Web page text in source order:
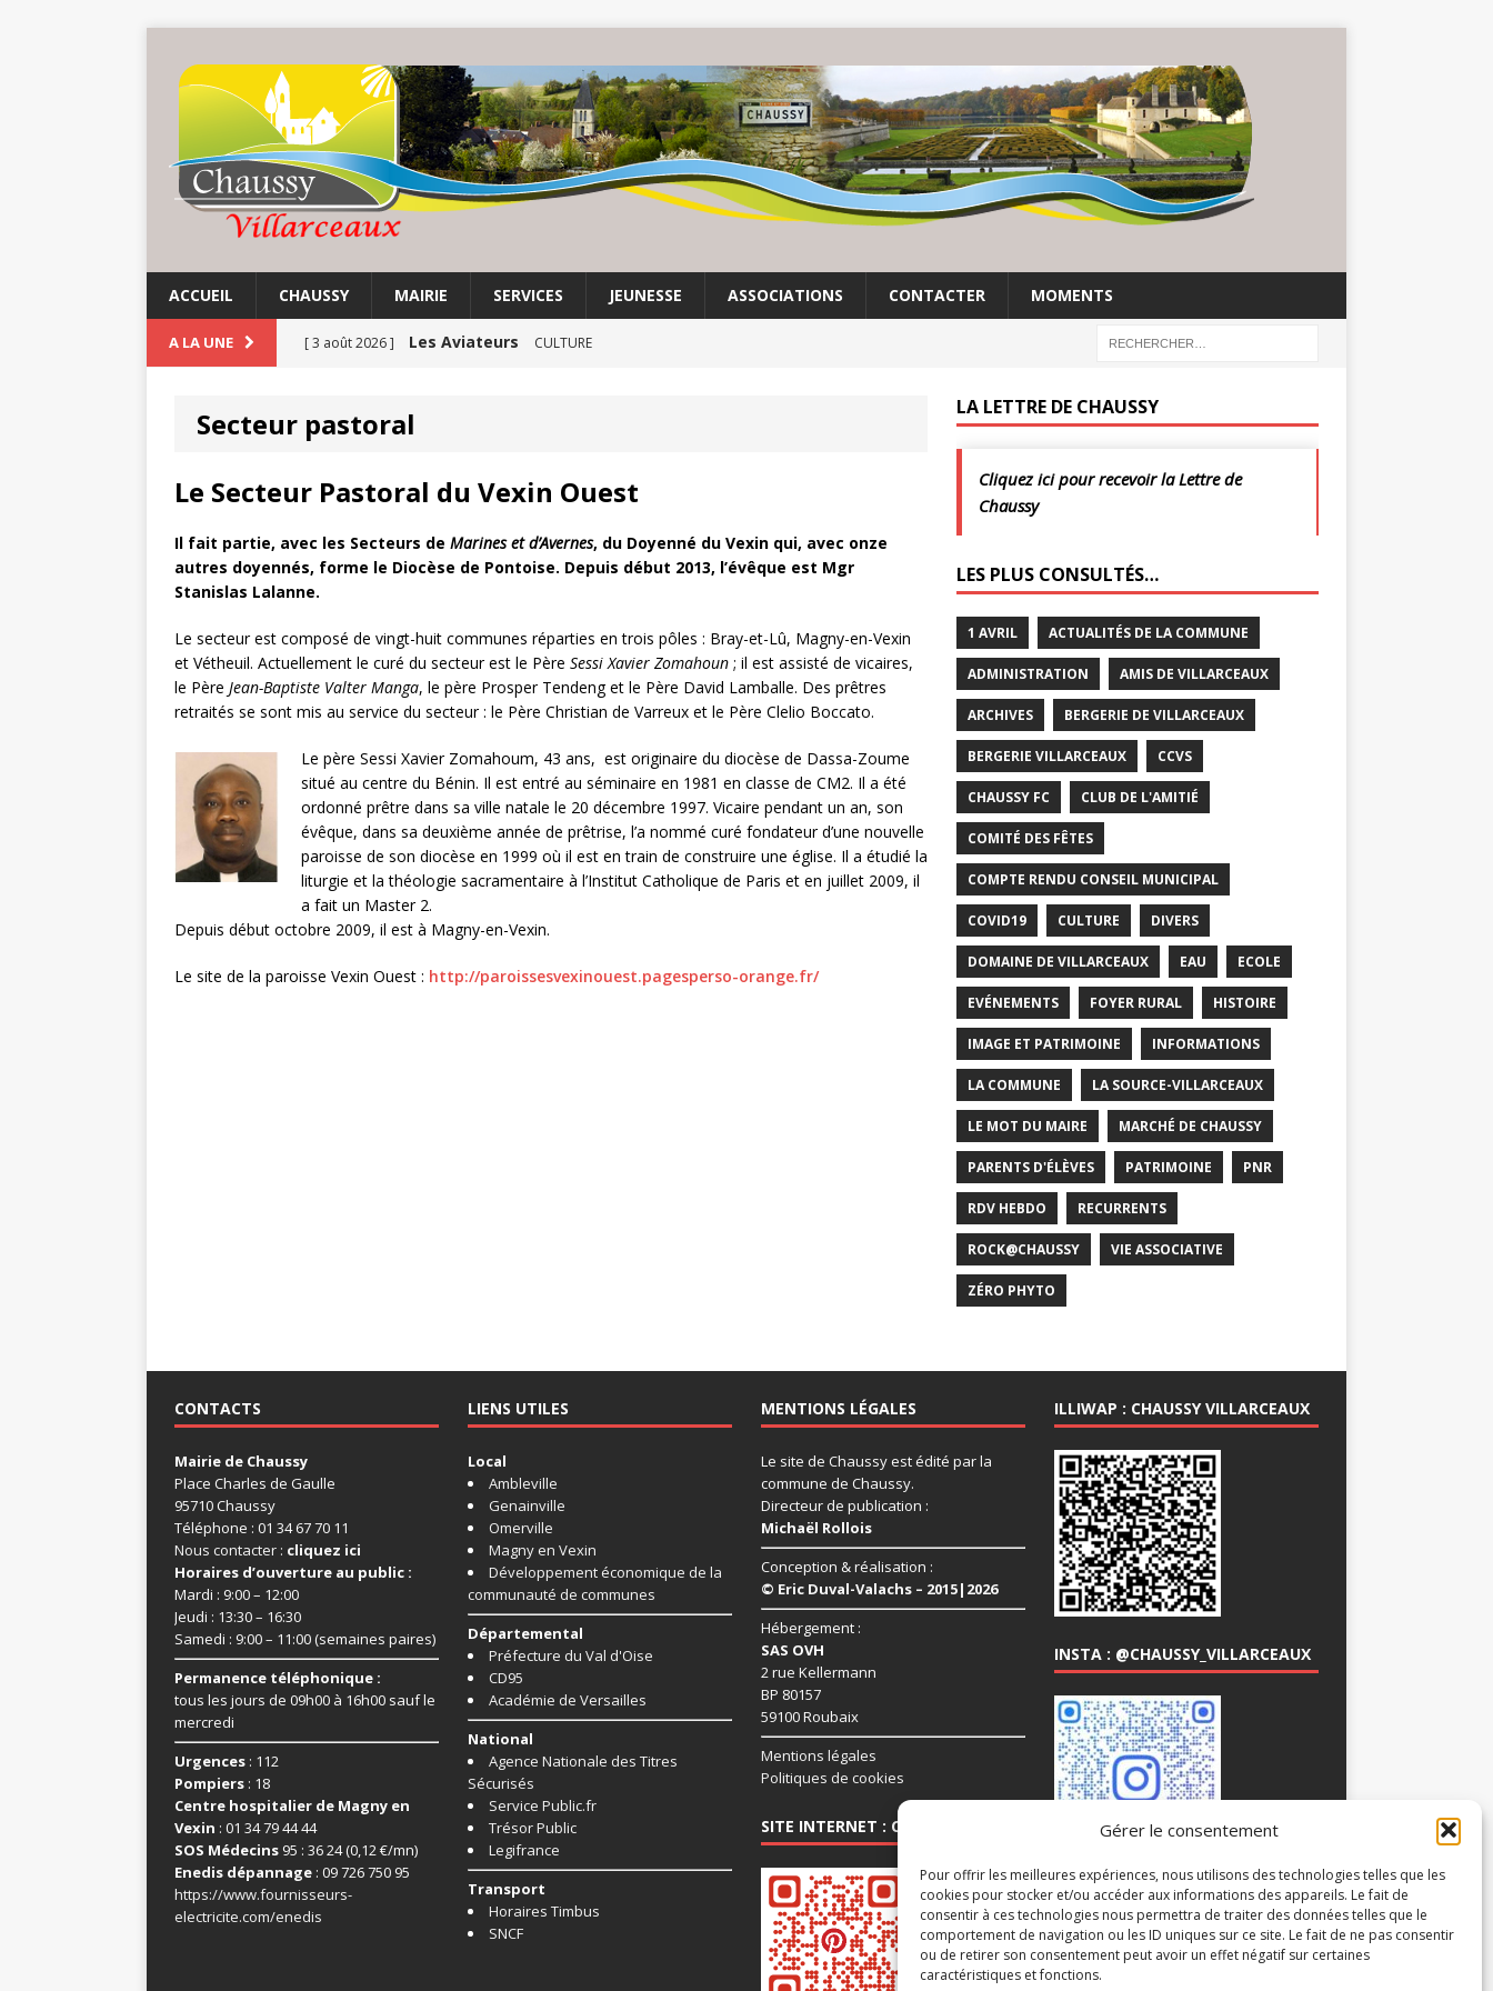
Gérer le consentement
Pour offrir les meilleures expériences, nous utilisons des technologies telles que les
cookies pour stocker et/ou accéder aux informations des appareils. Le fait de
consentir à ces technologies nous permettra de traiter des données telles que le
comportement de navigation ou les ID uniques sur ce site. Le fait de ne pas consentir
ou de retirer son consentement peut avoir un effet négatif sur certaines
caractéristiques et fonctions.
ACCUEIL CHAUSSY MAIRIE SERVICES JEUNESSE ASSOCIATIONS CONTACTER MOMENTS
A LA UNE [ 3 août 2026 ] Les Aviateurs CULTURE
[ 1 août 2026 ] Balade au crépuscule | Villarceaux | 1 août
COMMUNE
DE LA COMMUNE
Secteur pastoral
Le Secteur Pastoral du Vexin Ouest
Il fait partie, avec les Secteurs de Marines et d’Avernes, du Doyenné du Vexin qui, avec onze
autres doyennés, forme le Diocèse de Pontoise. Depuis début 2013, l’évêque est Mgr
Stanislas Lalanne.
Le secteur est composé de vingt-huit communes réparties en trois pôles : Bray-et-Lû, Magny-en-Vexin
et Vétheuil. Actuellement le curé du secteur est le Père Sessi Xavier Zomahoun ; il est assisté de vicaires,
le Père Jean-Baptiste Valter Manga, le père Prosper Tendeng et le Père David Lamballe. Des prêtres
retraités se sont mis au service du secteur : le Père Christian de Varreux et le Père Clelio Boccato.
Le père Sessi Xavier Zomahoum, 43 ans, est originaire du diocèse de Dassa-Zoume
situé au centre du Bénin. Il est entré au séminaire en 1981 en classe de CM2. Il a été
ordonné prêtre dans sa ville natale le 20 décembre 1997. Vicaire pendant un an, son
évêque, dans sa deuxième année de prêtrise, l’a nommé curé fondateur d’une nouvelle
paroisse de son diocèse en 1999 où il est en train de construire une église. Il a étudié la
liturgie et la théologie sacramentaire à l’Institut Catholique de Paris et en juillet 2009, il
a fait un Master 2.
Depuis début octobre 2009, il est à Magny-en-Vexin.
Le site de la paroisse Vexin Ouest : http://paroissesvexinouest.pagesperso-orange.fr/
LA LETTRE DE CHAUSSY
Cliquez ici pour recevoir la Lettre de
Chaussy
LES PLUS CONSULTÉS…
1 AVRIL ACTUALITÉS DE LA COMMUNE
ADMINISTRATION AMIS DE VILLARCEAUX
ARCHIVES BERGERIE DE VILLARCEAUX
BERGERIE VILLARCEAUX CCVS
CHAUSSY FC CLUB DE L'AMITIÉ
COMITÉ DES FÊTES
COMPTE RENDU CONSEIL MUNICIPAL
COVID19 CULTURE DIVERS
DOMAINE DE VILLARCEAUX EAU ECOLE
EVÉNEMENTS FOYER RURAL HISTOIRE
IMAGE ET PATRIMOINE INFORMATIONS
LA COMMUNE LA SOURCE-VILLARCEAUX
LE MOT DU MAIRE MARCHÉ DE CHAUSSY
PARENTS D'ÉLÈVES PATRIMOINE PNR
RDV HEBDO RECURRENTS
ROCK@CHAUSSY VIE ASSOCIATIVE
ZÉRO PHYTO
CONTACTS
Mairie de Chaussy
Place Charles de Gaulle
95710 Chaussy
Téléphone : 01 34 67 70 11
Nous contacter : cliquez ici
Horaires d’ouverture au public :
Mardi : 9:00 – 12:00
Jeudi : 13:30 – 16:30
Samedi : 9:00 – 11:00 (semaines paires)
Permanence téléphonique :
tous les jours de 09h00 à 16h00 sauf le
mercredi
Urgences : 112
Pompiers : 18
Centre hospitalier de Magny en
Vexin : 01 34 79 44 44
SOS Médecins 95 : 36 24 (0,12 €/mn)
Enedis dépannage : 09 726 750 95
https://www.fournisseurs-
electricite.com/enedis
LIENS UTILES
Local
Ambleville
Genainville
Omerville
Magny en Vexin
Développement économique de la
communauté de communes
Départemental
Préfecture du Val d'Oise
CD95
Académie de Versailles
National
Agence Nationale des Titres
Sécurisés
Service Public.fr
Trésor Public
Legifrance
Transport
Horaires Timbus
SNCF
MENTIONS LÉGALES
Le site de Chaussy est édité par la
commune de Chaussy.
Directeur de publication :
Michaël Rollois
Conception & réalisation :
© Eric Duval-Valachs – 2015|2026
Hébergement :
SAS OVH
2 rue Kellermann
BP 80157
59100 Roubaix
Mentions légales
Politiques de cookies
SITE INTERNET : CHAUSSY95.COM
ILLIWAP : CHAUSSY VILLARCEAUX
INSTA : @CHAUSSY_VILLARCEAUX